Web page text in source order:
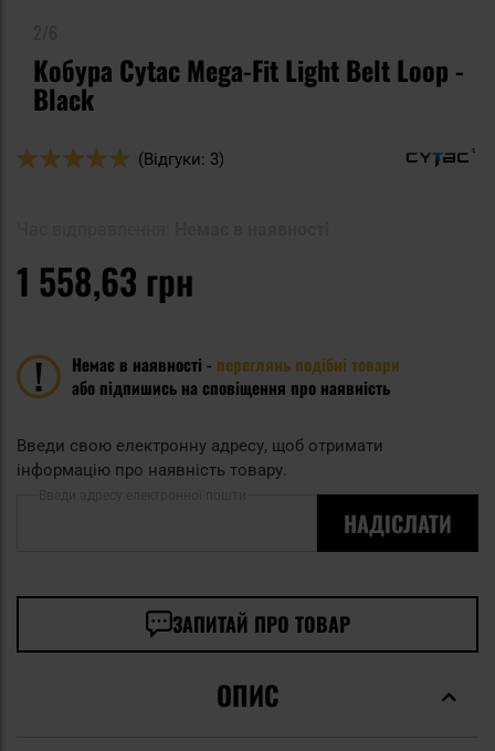
Кобура Cytac Mega-Fit Light Belt Loop -
Black
Оцінка:
(Відгуки: 3)
1 558,63 грн
Немає в наявності - переглянь подібні товари
або підпишись на сповіщення про наявність
Введи свою електронну адресу, щоб отримати
інформацію про наявність товару.
НАДІСЛАТИ
ЗАПИТАЙ ПРО ТОВАР
ОПИС